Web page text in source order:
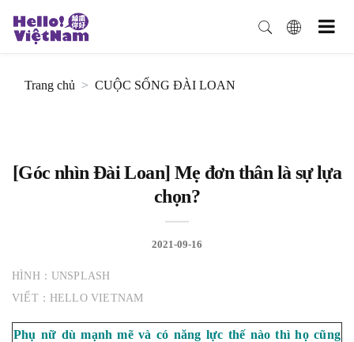
Trang chủ CUỘC SỐNG ĐÀI LOAN
[Góc nhìn Đài Loan] Mẹ đơn thân là sự lựa
chọn?
2021-09-16
HÌNH：UNSPLASH
VIẾT：HELLO VIETNAM
Phụ nữ dù mạnh mẽ và có năng lực thế nào thì họ cũng